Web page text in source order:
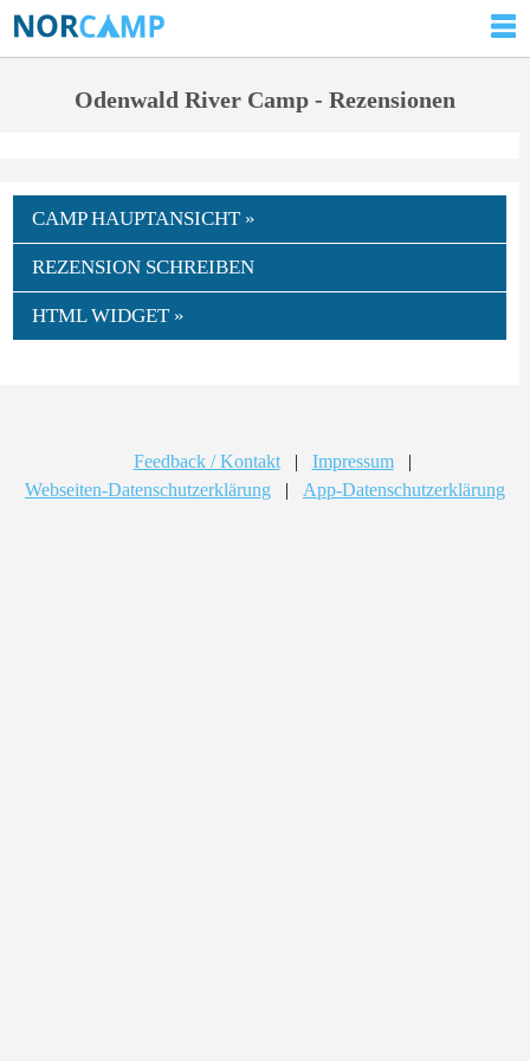
Odenwald River Camp - Rezensionen
CAMP HAUPTANSICHT »
REZENSION SCHREIBEN
HTML WIDGET »
Feedback / Kontakt | Impressum
|
Webseiten-Datenschutzerklärung
| App-Datenschutzerklärung